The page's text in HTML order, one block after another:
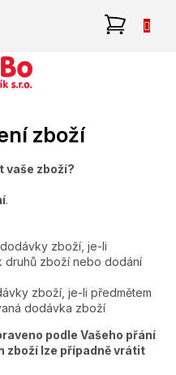
zboží
vaše zboží?
.
zboží, je-li
druhů zboží nebo dodání
zboží, je-li předmětem
dodávka zboží
podle Vašeho přání
zboží lze případně vrátit